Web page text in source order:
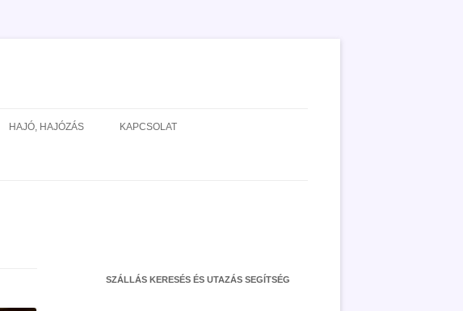
HAJÓ, HAJÓZÁS KAPCSOLAT
SZÁLLÁS KERESÉS ÉS UTAZÁS SEGÍTSÉG